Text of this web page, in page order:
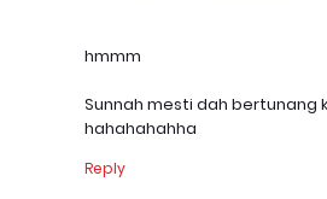
hmmm
Sunnah mesti dah bertunang
hahahahahha
Reply